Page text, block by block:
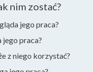
nim zostać?
jego praca?
praca?
z niego korzystać?